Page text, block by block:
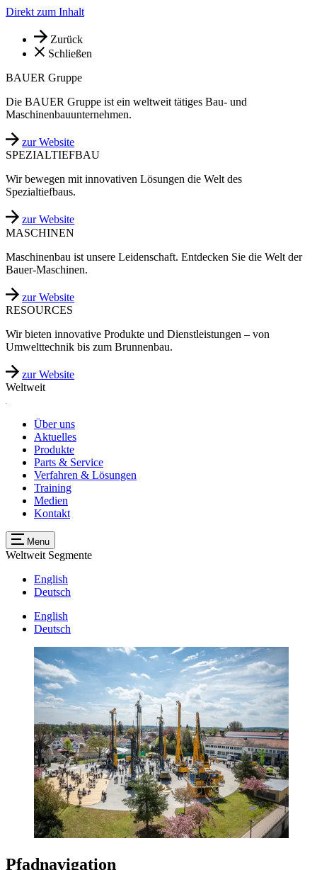
Direkt zum Inhalt
Zurück
Schließen
BAUER Gruppe
Die BAUER Gruppe ist ein weltweit tätiges Bau- und
Maschinenbauunternehmen.
zur Website
SPEZIALTIEFBAU
Wir bewegen mit innovativen Lösungen die Welt des
Spezialtiefbaus.
zur Website
MASCHINEN
Maschinenbau ist unsere Leidenschaft. Entdecken Sie die Welt der
Bauer-Maschinen.
zur Website
RESOURCES
Wir bieten innovative Produkte und Dienstleistungen – von
Umwelttechnik bis zum Brunnenbau.
zur Website
Weltweit
Über uns
Aktuelles
Produkte
Parts & Service
Verfahren & Lösungen
Training
Medien
Kontakt
Menu
Weltweit Segmente
English
Deutsch
English
Deutsch
Pfadnavigation